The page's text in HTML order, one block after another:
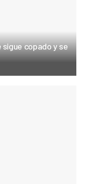
sigue copado y se